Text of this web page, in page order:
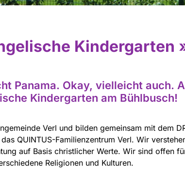
Kindergarten
Panama. Okay, vielleicht auch.
Kindergarten am Bühlbusch!
Verl und bilden gemeinsam mit dem
QUINTUS-Familienzentrum Verl. Wir
auf Basis christlicher Werte. Wir sind offen
Religionen und Kulturen.